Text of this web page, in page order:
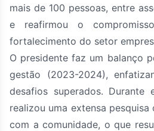
mais de 100 pessoas, entre
e reafirmou o
fortalecimento do setor
O presidente faz um balanço
gestão (2023-2024),
desafios superados. Durante
realizou uma extensa
com a comunidade, o que